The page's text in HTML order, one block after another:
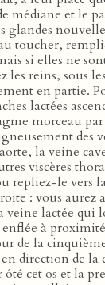
médiane et le
glandes
toucher,
si elles ne
les reins, sous
en partie.
lactées
morceau
des
la veine
viscères
repliez-le vers
: vous aurez
veine lactée qui
à
de la
direction de la
cet os et la